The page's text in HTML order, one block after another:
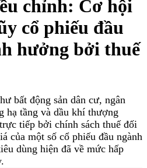
chỉnh: Cơ hội
cổ phiếu đầu
hưởng bởi thuế
bất động sản dân cư, ngân
hạ tầng và dầu khí thượng
tiếp bởi chính sách thuế đối
của một số cổ phiếu đầu ngành
dùng hiện đã về mức hấp